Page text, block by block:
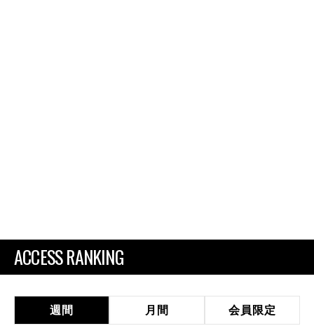
ACCESS RANKING
週間 月間 会員限定